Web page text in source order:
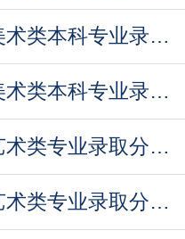
太原理工大学2021年美术类本科专业录取分数线
太原理工大学2021年美术类本科专业录取分数线
太原理工大学2020年艺术类专业录取分数线
太原理工大学2019年艺术类专业录取分数线